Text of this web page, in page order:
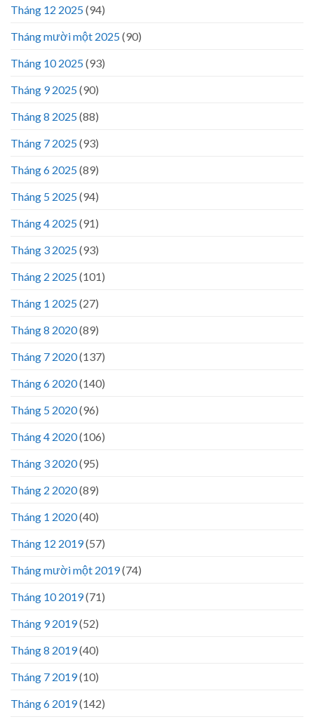
Tháng 12 2025(94)
Tháng mười một 2025(90)
Tháng 10 2025(93)
Tháng 9 2025(90)
Tháng 8 2025(88)
Tháng 7 2025(93)
Tháng 6 2025(89)
Tháng 5 2025(94)
Tháng 4 2025(91)
Tháng 3 2025(93)
Tháng 2 2025(101)
Tháng 1 2025(27)
Tháng 8 2020(89)
Tháng 7 2020(137)
Tháng 6 2020(140)
Tháng 5 2020(96)
Tháng 4 2020(106)
Tháng 3 2020(95)
Tháng 2 2020(89)
Tháng 1 2020(40)
Tháng 12 2019(57)
Tháng mười một 2019(74)
Tháng 10 2019(71)
Tháng 9 2019(52)
Tháng 8 2019(40)
Tháng 7 2019(10)
Tháng 6 2019(142)